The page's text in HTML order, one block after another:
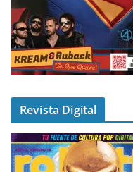
Revista Digital